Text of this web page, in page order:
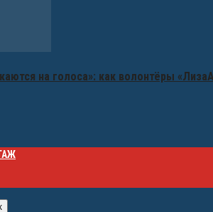
на голоса»: как волонтёры